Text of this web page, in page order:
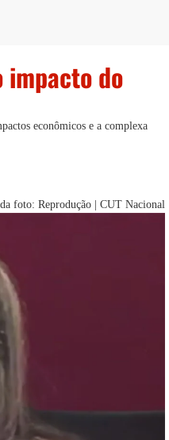
impacto do
econômicos e a complexa
foto: Reprodução | CUT Nacional